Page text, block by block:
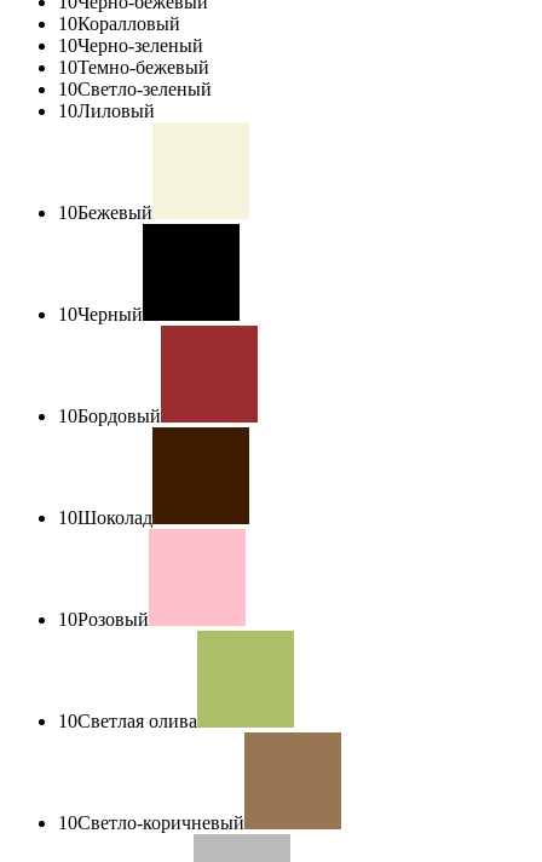
10Коралловый
10Черно-зеленый
10Темно-бежевый
10Светло-зеленый
10Лиловый
10Бежевый
10Черный
10Бордовый
10Шоколад
10Розовый
10Светлая олива
10Светло-коричневый